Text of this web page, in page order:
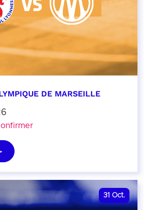
DE MARSEILLE
31 Oct.